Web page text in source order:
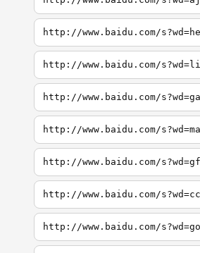
http://www.baidu.com/
http://www.baidu.com/
http://www.baidu.com/
http://www.baidu.com/
http://www.baidu.com/
http://www.baidu.com/
http://www.baidu.com/